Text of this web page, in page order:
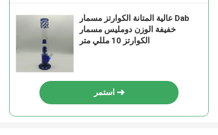
عالية المتانة الكوارتز مسمار Dab
خفيفة الوزن دومليس مسمار
الكوارتز 10 مللي متر
استمر